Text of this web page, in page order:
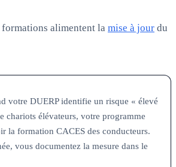
formations alimentent la mise à jour du
votre DUERP identifie un risque « élevé
chariots élévateurs, votre programme
la formation CACES des conducteurs.
vous documentez la mesure dans le